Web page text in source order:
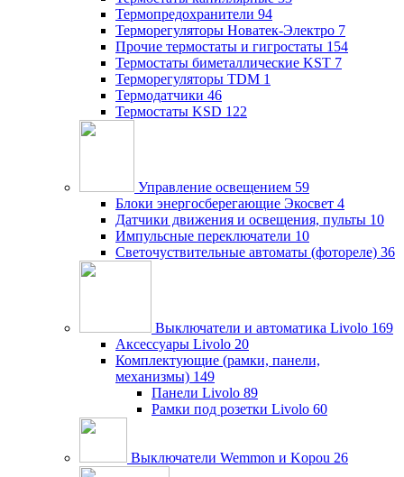
Термопредохранители 94
Терморегуляторы Новатек-Электро 7
Прочие термостаты и гигростаты 154
Термостаты биметаллические KST 7
Терморегуляторы TDM 1
Термодатчики 46
Термостаты KSD 122
Управление освещением 59
Блоки энергосберегающие Экосвет 4
Датчики движения и освещения, пульты 10
Импульсные переключатели 10
Светочуствительные автоматы (фотореле) 36
Выключатели и автоматика Livolo 169
Аксессуары Livolo 20
Комплектующие (рамки, панели,
механизмы) 149
Панели Livolo 89
Рамки под розетки Livolo 60
Выключатели Wemmon и Kopou 26